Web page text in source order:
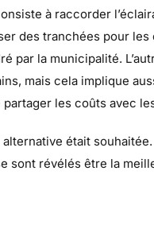
à raccorder
des tranchées pour les
par la municipalité.
mais cela implique
les coûts avec
était
sont révélés être la